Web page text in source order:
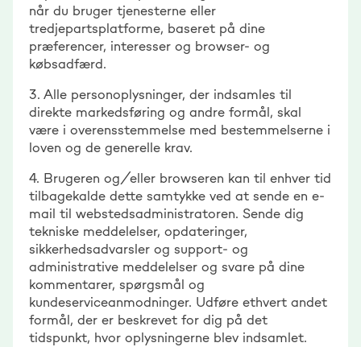
når du bruger tjenesterne eller
tredjepartsplatforme, baseret på dine
præferencer, interesser og browser- og
købsadfærd.
3. Alle personoplysninger, der indsamles til
direkte markedsføring og andre formål, skal
være i overensstemmelse med bestemmelserne i
loven og de generelle krav.
4. Brugeren og/eller browseren kan til enhver tid
tilbagekalde dette samtykke ved at sende en e-
mail til webstedsadministratoren. Sende dig
tekniske meddelelser, opdateringer,
sikkerhedsadvarsler og support- og
administrative meddelelser og svare på dine
kommentarer, spørgsmål og
kundeserviceanmodninger. Udføre ethvert andet
formål, der er beskrevet for dig på det
tidspunkt, hvor oplysningerne blev indsamlet.